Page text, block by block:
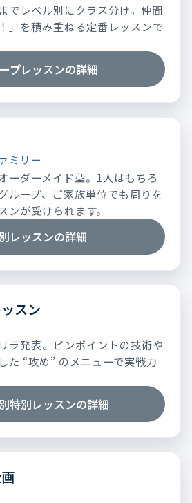
でレベル別にクラス分け。仲間
」を積み重ねる定番レッスンで
プレッスンの詳細
ミリー
ーダーメイド型。1人はもちろ
ループ、ご家族単位でも周りを
ンが受けられます。
レッスンの詳細
スン
ラ発表。ピンポイントの技術や
た “攻め” のメニューで実戦力
特別レッスンの詳細